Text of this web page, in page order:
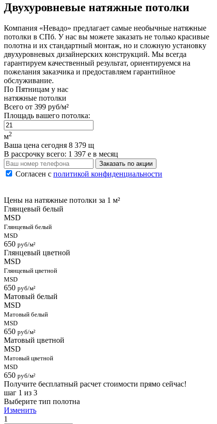
Двухуровневые натяжные потолки
Компания «Невадо» предлагает самые необычные натяжные
потолки в СПб. У нас вы можете заказать не только красивые
полотна и их стандартный монтаж, но и сложную установку
двухуровневых дизайнерских конструкций. Мы всегда
гарантируем качественный результат, ориентируемся на
пожелания заказчика и предоставляем гарантийное
обслуживание.
По Пятницам у нас
натяжные потолки
Всего от 399 руб/м²
Площадь вашего потолка:
м2
Ваша цена сегодня 8 379 щ
В рассрочку всего: 1 397 е в месяц
Заказать по акции
Согласен с политикой конфиденциальности
Цены на натяжные потолки за 1 м²
Глянцевый белый
MSD
Глянцевый белый
MSD
650 руб/м²
Глянцевый цветной
MSD
Глянцевый цветной
MSD
650 руб/м²
Матовый белый
MSD
Матовый белый
MSD
650 руб/м²
Матовый цветной
MSD
Матовый цветной
MSD
650 руб/м²
Получите бесплатный расчет стоимости прямо сейчас!
шаг 1 из 3
Выберите тип полотна
Изменить
1